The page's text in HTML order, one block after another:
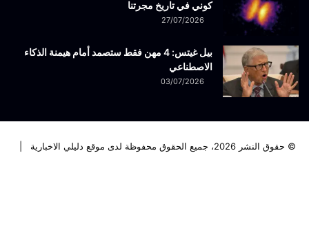
كوني في تاريخ مجرتنا
27/07/2026
بيل غيتس: 4 مهن فقط ستصمد أمام هيمنة الذكاء
الاصطناعي
03/07/2026
© حقوق النشر 2026، جميع الحقوق محفوظة لدى موقع دليلي الاخبارية |